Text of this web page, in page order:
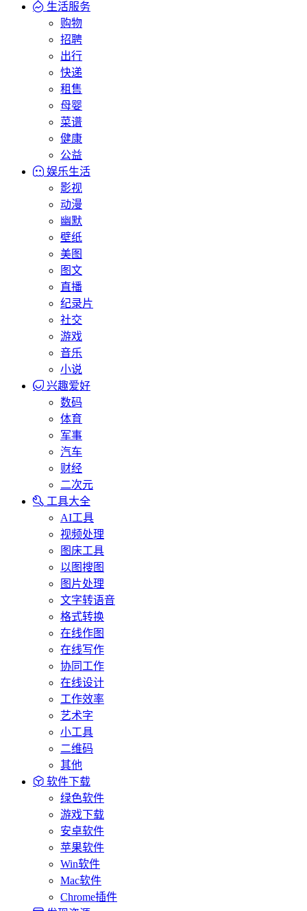
生活服务
购物
招聘
出行
快递
租售
母婴
菜谱
健康
公益
娱乐生活
影视
动漫
幽默
壁纸
美图
图文
直播
纪录片
社交
游戏
音乐
小说
兴趣爱好
数码
体育
军事
汽车
财经
二次元
工具大全
AI工具
视频处理
图床工具
以图搜图
图片处理
文字转语音
格式转换
在线作图
在线写作
协同工作
在线设计
工作效率
艺术字
小工具
二维码
其他
软件下载
绿色软件
游戏下载
安卓软件
苹果软件
Win软件
Mac软件
Chrome插件